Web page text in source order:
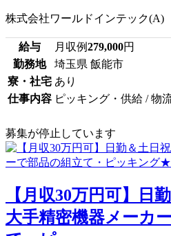
株式会社ワールドインテック(A)
給与 月収例279,000円
勤務地
埼玉県 飯能市
寮・社宅 あり
仕事内容 ピッキング・供給 / 物
募集が停止しています
【月収30万円可】日
大手精密機器メーカ